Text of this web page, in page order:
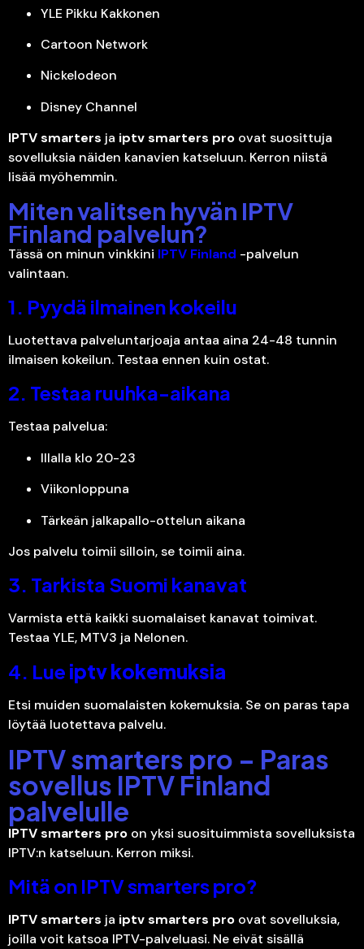
YLE Pikku Kakkonen
Cartoon Network
Nickelodeon
Disney Channel
IPTV smarters ja iptv smarters pro ovat suosittuja
sovelluksia näiden kanavien katseluun. Kerron niistä
lisää myöhemmin.
Miten valitsen hyvän IPTV
Finland palvelun?
Tässä on minun vinkkini IPTV Finland -palvelun
valintaan.
1. Pyydä ilmainen kokeilu
Luotettava palveluntarjoaja antaa aina 24-48 tunnin
ilmaisen kokeilun. Testaa ennen kuin ostat.
2. Testaa ruuhka-aikana
Testaa palvelua:
Illalla klo 20-23
Viikonloppuna
Tärkeän jalkapallo-ottelun aikana
Jos palvelu toimii silloin, se toimii aina.
3. Tarkista Suomi kanavat
Varmista että kaikki suomalaiset kanavat toimivat.
Testaa YLE, MTV3 ja Nelonen.
4. Lue iptv kokemuksia
Etsi muiden suomalaisten kokemuksia. Se on paras tapa
löytää luotettava palvelu.
IPTV smarters pro – Paras
sovellus IPTV Finland
palvelulle
IPTV smarters pro on yksi suosituimmista sovelluksista
IPTV:n katseluun. Kerron miksi.
Mitä on IPTV smarters pro?
IPTV smarters ja iptv smarters pro ovat sovelluksia,
joilla voit katsoa IPTV-palveluasi. Ne eivät sisällä